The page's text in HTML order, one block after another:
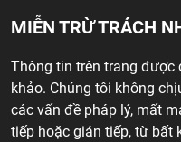
MIỄN TRỪ TRÁCH
Thông tin trên trang được
khảo. Chúng tôi không
các vấn đề pháp lý, mất
tiếp hoặc gián tiếp, từ bất